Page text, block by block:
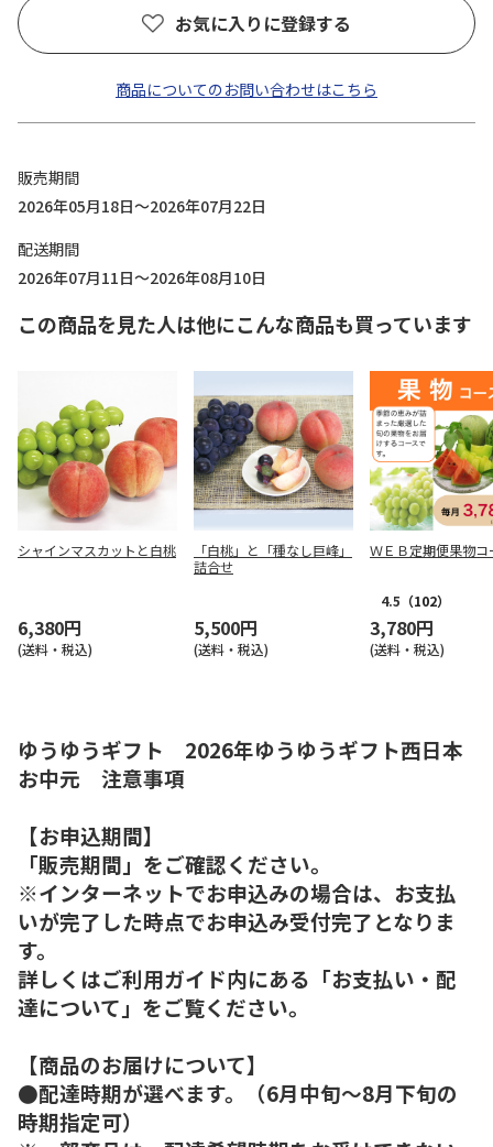
お気に入りに登録する
商品についてのお問い合わせはこちら
販売期間
2026年05月18日～2026年07月22日
配送期間
2026年07月11日～2026年08月10日
この商品を見た人は他にこんな商品も買っています
シャインマスカットと白桃
6,380円
(送料・税込)
「白桃」と「種なし巨峰」
詰合せ
5,500円
(送料・税込)
ＷＥＢ定期便果物コ
4.5 （102）
3,780円
(送料・税込)
ゆうゆうギフト 2026年ゆうゆうギフト西日本
お中元 注意事項
【お申込期間】
「販売期間」をご確認ください。
※インターネットでお申込みの場合は、お支払
いが完了した時点でお申込み受付完了となりま
す。
詳しくはご利用ガイド内にある「お支払い・配
達について」をご覧ください。
【商品のお届けについて】
●配達時期が選べます。（6月中旬～8月下旬の
時期指定可）